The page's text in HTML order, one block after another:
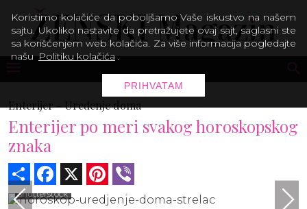
Enterijer -Uređenje doma
Enterijer po meri svakog horoskopskog
znaka
Share Facebook Pinterest
shutterstock
Koristimo kolačiće da poboljšamo Vaše iskustvo na našem
sajtu. Ukoliko nastavite da pretražujete ovaj sajt, saglasni ste
sa korišćenjem web kolačića. Za više informacija pogledajte
našu Politiku kolačića .
PRIHVATAM